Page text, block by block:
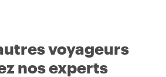
voyageurs
nos experts